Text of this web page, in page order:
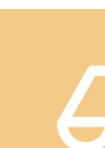
オンライン予約なら24
https://reraku.jp/studio/